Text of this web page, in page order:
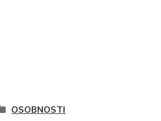
OSOBNOSTI